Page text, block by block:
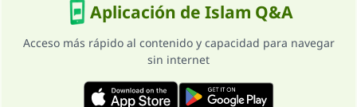
Aplicación de Islam Q&A
Acceso más rápido al contenido y capacidad para navegar
sin internet